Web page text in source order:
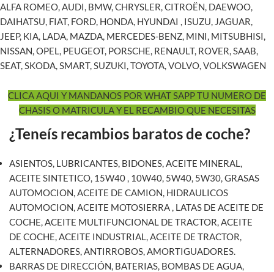
ALFA ROMEO, AUDI, BMW, CHRYSLER, CITROËN, DAEWOO,
DAIHATSU, FIAT, FORD, HONDA, HYUNDAI , ISUZU, JAGUAR,
JEEP, KIA, LADA, MAZDA, MERCEDES-BENZ, MINI, MITSUBHISI,
NISSAN, OPEL, PEUGEOT, PORSCHE, RENAULT, ROVER, SAAB,
SEAT, SKODA, SMART, SUZUKI, TOYOTA, VOLVO, VOLKSWAGEN
CLICA AQUI Y MANDANOS POR WHAT SAPP TU NUMERO DE
CHASIS O MATRICULA Y EL RECAMBIO QUE NECESITAS
¿Teneís recambios baratos de coche?
ASIENTOS, LUBRICANTES, BIDONES, ACEITE MINERAL,
ACEITE SINTETICO, 15W40 , 10W40, 5W40, 5W30, GRASAS
AUTOMOCION, ACEITE DE CAMION, HIDRAULICOS
AUTOMOCION, ACEITE MOTOSIERRA , LATAS DE ACEITE DE
COCHE, ACEITE MULTIFUNCIONAL DE TRACTOR, ACEITE
DE COCHE, ACEITE INDUSTRIAL, ACEITE DE TRACTOR,
ALTERNADORES, ANTIRROBOS, AMORTIGUADORES.
BARRAS DE DIRECCIÓN, BATERIAS, BOMBAS DE AGUA,